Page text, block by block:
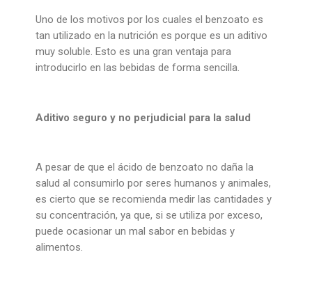
Uno de los motivos por los cuales el benzoato es
tan utilizado en la nutrición es porque es un aditivo
muy soluble. Esto es una gran ventaja para
introducirlo en las bebidas de forma sencilla.
Aditivo seguro y no perjudicial para la salud
A pesar de que el ácido de benzoato no daña la
salud al consumirlo por seres humanos y animales,
es cierto que se recomienda medir las cantidades y
su concentración, ya que, si se utiliza por exceso,
puede ocasionar un mal sabor en bebidas y
alimentos.